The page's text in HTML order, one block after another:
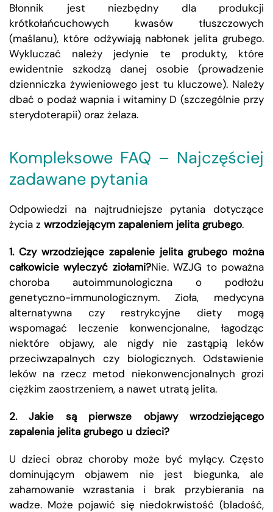
Błonnik jest niezbędny dla produkcji
krótkołańcuchowych kwasów tłuszczowych
(maślanu), które odżywiają nabłonek jelita grubego.
Wykluczać należy jedynie te produkty, które
ewidentnie szkodzą danej osobie (prowadzenie
dzienniczka żywieniowego jest tu kluczowe). Należy
dbać o podaż wapnia i witaminy D (szczególnie przy
sterydoterapii) oraz żelaza.
Kompleksowe FAQ – Najczęściej
zadawane pytania
Odpowiedzi na najtrudniejsze pytania dotyczące
życia z wrzodziejącym zapaleniem jelita grubego.
1. Czy wrzodziejące zapalenie jelita grubego można
całkowicie wyleczyć ziołami?Nie. WZJG to poważna
choroba autoimmunologiczna o podłożu
genetyczno-immunologicznym. Zioła, medycyna
alternatywna czy restrykcyjne diety mogą
wspomagać leczenie konwencjonalne, łagodząc
niektóre objawy, ale nigdy nie zastąpią leków
przeciwzapalnych czy biologicznych. Odstawienie
leków na rzecz metod niekonwencjonalnych grozi
ciężkim zaostrzeniem, a nawet utratą jelita.
2. Jakie są pierwsze objawy wrzodziejącego
zapalenia jelita grubego u dzieci?
U dzieci obraz choroby może być mylący. Często
dominującym objawem nie jest biegunka, ale
zahamowanie wzrastania i brak przybierania na
wadze. Może pojawić się niedokrwistość (bladość,